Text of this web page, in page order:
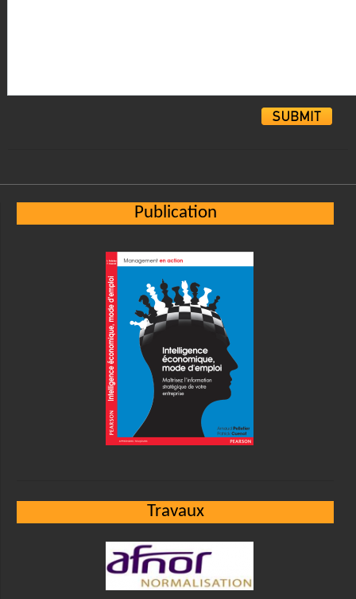
Publication
Travaux